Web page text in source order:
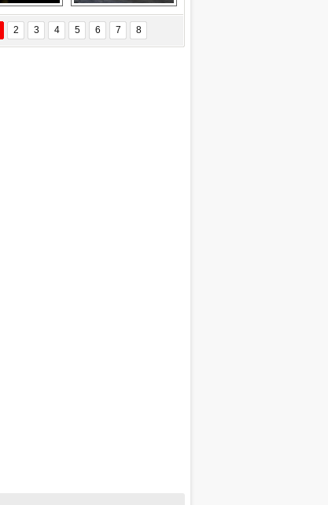
uçağına
çarptı
Ford Focus RS
(2015)
2 3 4 5 6 7 8